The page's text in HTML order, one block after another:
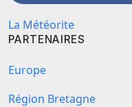
La Météorite
PARTENAIRES
Europe
Région Bretagne